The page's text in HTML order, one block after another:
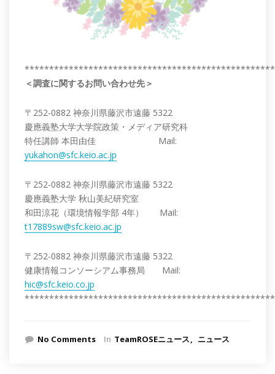
＜調査に関するお問い合わせ先＞
〒252-0882 神奈川県藤沢市遠藤 5322
慶應義塾大学大学院政策・メディア研究科
特任講師 本田由佳 Mail:
yukahon@sfc.keio.ac.jp
〒252-0882 神奈川県藤沢市遠藤 5322
慶應義塾大学 秋山美紀研究室
和田涼花（環境情報学部 4年） Mail:
t17889sw@sfc.keio.ac.jp
〒252-0882 神奈川県藤沢市遠藤 5322
健康情報コンソーシアム事務局 Mail:
hic@sfc.keio.co.jp
No Comments In TeamROSEニュース ニュース